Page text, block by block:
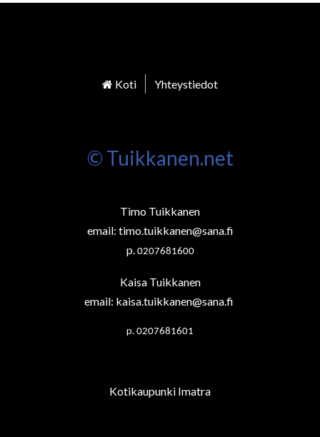
Koti Yhteystiedot
© Tuikkanen.net
Timo Tuikkanen
email: timo.tuikkanen@sana.fi
p. 0207681600
Kaisa Tuikkanen
email: kaisa.tuikkanen@sana.fi
p. 0207681601
Kotikaupunki Imatra